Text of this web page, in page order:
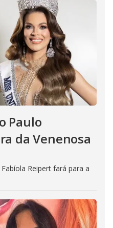
Paulo
da Venenosa
Reipert fará para a